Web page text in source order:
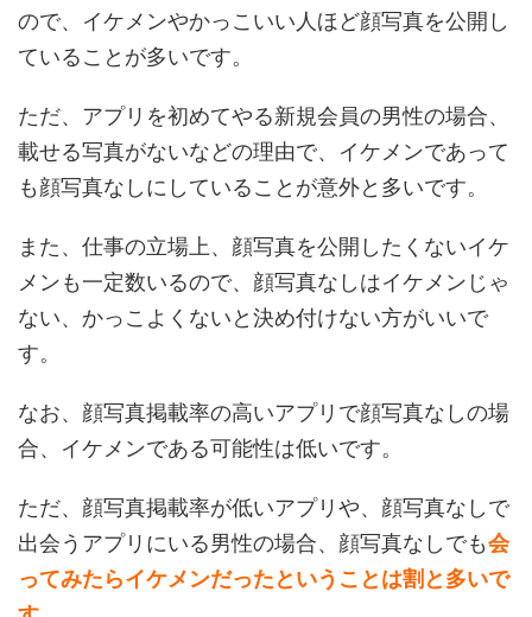
ので、イケメンやかっこいい人ほど顔写真を公開し
ていることが多いです。
ただ、アプリを初めてやる新規会員の男性の場合、
載せる写真がないなどの理由で、イケメンであって
も顔写真なしにしていることが意外と多いです。
また、仕事の立場上、顔写真を公開したくないイケ
メンも一定数いるので、顔写真なしはイケメンじゃ
ない、かっこよくないと決め付けない方がいいで
す。
なお、顔写真掲載率の高いアプリで顔写真なしの場
合、イケメンである可能性は低いです。
ただ、顔写真掲載率が低いアプリや、顔写真なしで
出会うアプリにいる男性の場合、顔写真なしでも会
ってみたらイケメンだったということは割と多いで